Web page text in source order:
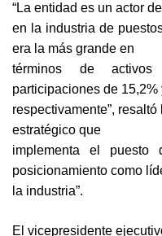
“La entidad es un actor
en la industria de
era la más grande en
términos de
participaciones de 15,2%
respectivamente”,
estratégico que
implementa el puesto
posicionamiento como
la industria”.
El vicepresidente